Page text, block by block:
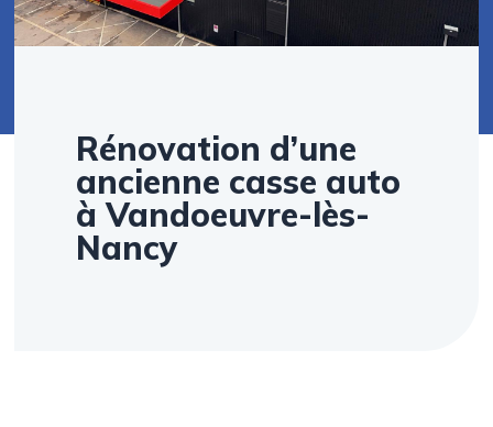
Rénovation d’une
ancienne casse auto
à Vandoeuvre-lès-
Nancy